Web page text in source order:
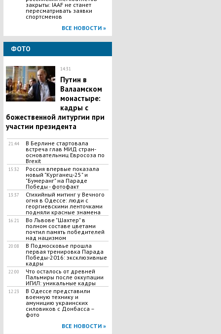
закрыты: IAAF не станет
пересматривать заявки
спортсменов
ВСЕ НОВОСТИ »
ФОТО
14:31
Путин в
Валаамском
монастыре:
кадры с
божественной литургии при
участии президента
21:44
В Берлине стартовала
встреча глав МИД стран-
основательниц Евросоза по
Brexit
15:32
Россия впервые показала
новый "Курганец-25" и
"Бумеранг" на Параде
Победы - фотофакт
13:37
Стихийный митинг у Вечного
огня в Одессе: люди с
георгиевскими ленточками
подняли красные знамена
16:21
Во Львове "Шахтер" в
полном составе цветами
почтил память победителей
над нацизмом
20:08
В Подмосковье прошла
первая тренировка Парада
Победы-2016: эксклюзивные
кадры
22:00
Что осталось от древней
Пальмиры после оккупации
ИГИЛ: уникальные кадры
12:23
В Одессе представили
военную технику и
амуницию украинских
силовиков с Донбасса –
фото
ВСЕ НОВОСТИ »